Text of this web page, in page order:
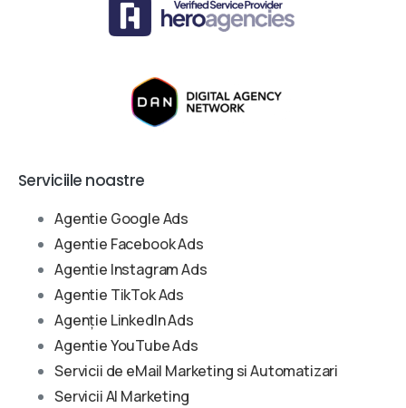
Serviciile noastre
Agentie Google Ads
Agentie Facebook Ads
Agentie Instagram Ads
Agentie TikTok Ads
Agenție LinkedIn Ads
Agentie YouTube Ads
Servicii de eMail Marketing si Automatizari
Servicii AI Marketing